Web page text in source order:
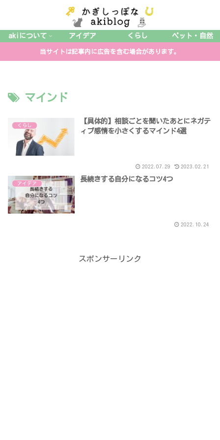
akiについて アイデア くらし ペット・自然
当サイトは記事内に広告を含む場合があります。
マインド
くらし
【具体的】相談ごとを聞いたあとにネガテ
ィブ感情を小さくするマインド4選
2022.07.29 2023.02.21
アイデア
長続きする自分になるコツ4つ
2022.10.24
スポンサーリンク